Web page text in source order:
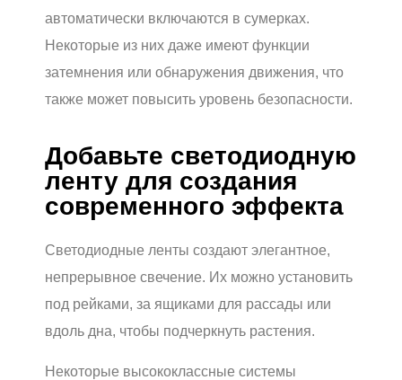
автоматически включаются в сумерках.
Некоторые из них даже имеют функции
затемнения или обнаружения движения, что
также может повысить уровень безопасности.
Добавьте светодиодную
ленту для создания
современного эффекта
Светодиодные ленты создают элегантное,
непрерывное свечение. Их можно установить
под рейками, за ящиками для рассады или
вдоль дна, чтобы подчеркнуть растения.
Некоторые высококлассные системы